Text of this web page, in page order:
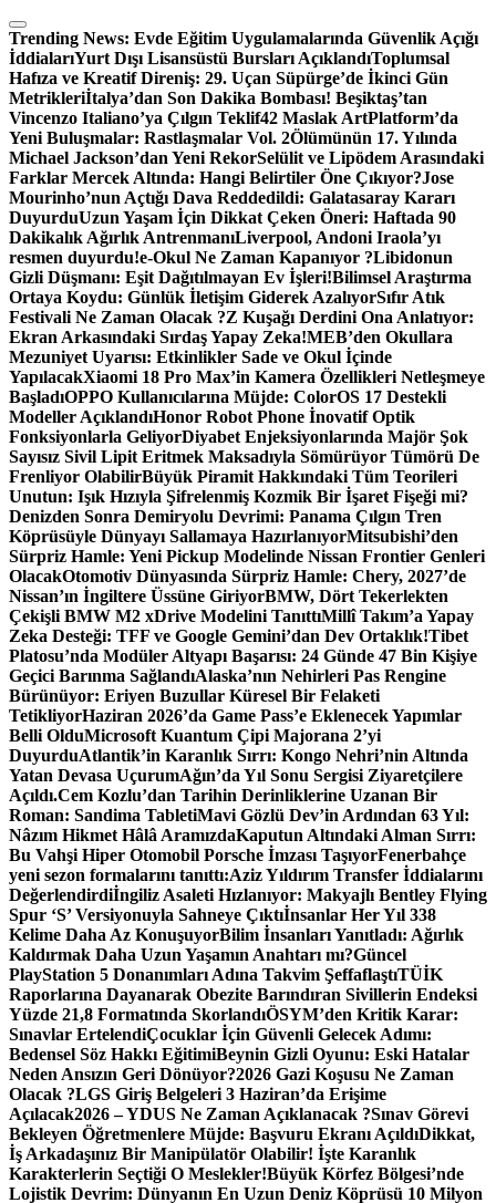
Skip
to
content
Trending News: Evde Eğitim Uygulamalarında Güvenlik Açığı
İddialarıYurt Dışı Lisansüstü Bursları AçıklandıToplumsal
Hafıza ve Kreatif Direniş: 29. Uçan Süpürge’de İkinci Gün
Metrikleriİtalya’dan Son Dakika Bombası! Beşiktaş’tan
Vincenzo Italiano’ya Çılgın Teklif42 Maslak ArtPlatform’da
Yeni Buluşmalar: Rastlaşmalar Vol. 2Ölümünün 17. Yılında
Michael Jackson’dan Yeni RekorSelülit ve Lipödem Arasındaki
Farklar Mercek Altında: Hangi Belirtiler Öne Çıkıyor?Jose
Mourinho’nun Açtığı Dava Reddedildi: Galatasaray Kararı
DuyurduUzun Yaşam İçin Dikkat Çeken Öneri: Haftada 90
Dakikalık Ağırlık AntrenmanıLiverpool, Andoni Iraola’yı
resmen duyurdu!e-Okul Ne Zaman Kapanıyor ?Libidonun
Gizli Düşmanı: Eşit Dağıtılmayan Ev İşleri!Bilimsel Araştırma
Ortaya Koydu: Günlük İletişim Giderek AzalıyorSıfır Atık
Festivali Ne Zaman Olacak ?Z Kuşağı Derdini Ona Anlatıyor:
Ekran Arkasındaki Sırdaş Yapay Zeka!MEB’den Okullara
Mezuniyet Uyarısı: Etkinlikler Sade ve Okul İçinde
YapılacakXiaomi 18 Pro Max’in Kamera Özellikleri Netleşmeye
BaşladıOPPO Kullanıcılarına Müjde: ColorOS 17 Destekli
Modeller AçıklandıHonor Robot Phone İnovatif Optik
Fonksiyonlarla GeliyorDiyabet Enjeksiyonlarında Majör Şok
Sayısız Sivil Lipit Eritmek Maksadıyla Sömürüyor Tümörü De
Frenliyor OlabilirBüyük Piramit Hakkındaki Tüm Teorileri
Unutun: Işık Hızıyla Şifrelenmiş Kozmik Bir İşaret Fişeği mi?
Denizden Sonra Demiryolu Devrimi: Panama Çılgın Tren
Köprüsüyle Dünyayı Sallamaya HazırlanıyorMitsubishi’den
Sürpriz Hamle: Yeni Pickup Modelinde Nissan Frontier Genleri
OlacakOtomotiv Dünyasında Sürpriz Hamle: Chery, 2027’de
Nissan’ın İngiltere Üssüne GiriyorBMW, Dört Tekerlekten
Çekişli BMW M2 xDrive Modelini TanıttıMillî Takım’a Yapay
Zeka Desteği: TFF ve Google Gemini’dan Dev Ortaklık!Tibet
Platosu’nda Modüler Altyapı Başarısı: 24 Günde 47 Bin Kişiye
Geçici Barınma SağlandıAlaska’nın Nehirleri Pas Rengine
Bürünüyor: Eriyen Buzullar Küresel Bir Felaketi
TetikliyorHaziran 2026’da Game Pass’e Eklenecek Yapımlar
Belli OlduMicrosoft Kuantum Çipi Majorana 2’yi
DuyurduAtlantik’in Karanlık Sırrı: Kongo Nehri’nin Altında
Yatan Devasa UçurumAğın’da Yıl Sonu Sergisi Ziyaretçilere
Açıldı.Cem Kozlu’dan Tarihin Derinliklerine Uzanan Bir
Roman: Sandima TabletiMavi Gözlü Dev’in Ardından 63 Yıl:
Nâzım Hikmet Hâlâ AramızdaKaputun Altındaki Alman Sırrı:
Bu Vahşi Hiper Otomobil Porsche İmzası TaşıyorFenerbahçe
yeni sezon formalarını tanıttı:Aziz Yıldırım Transfer İddialarını
Değerlendirdiİngiliz Asaleti Hızlanıyor: Makyajlı Bentley Flying
Spur ‘S’ Versiyonuyla Sahneye Çıktıİnsanlar Her Yıl 338
Kelime Daha Az KonuşuyorBilim İnsanları Yanıtladı: Ağırlık
Kaldırmak Daha Uzun Yaşamın Anahtarı mı?Güncel
PlayStation 5 Donanımları Adına Takvim ŞeffaflaştıTÜİK
Raporlarına Dayanarak Obezite Barındıran Sivillerin Endeksi
Yüzde 21,8 Formatında SkorlandıÖSYM’den Kritik Karar:
Sınavlar ErtelendiÇocuklar İçin Güvenli Gelecek Adımı:
Bedensel Söz Hakkı EğitimiBeynin Gizli Oyunu: Eski Hatalar
Neden Ansızın Geri Dönüyor?2026 Gazi Koşusu Ne Zaman
Olacak ?LGS Giriş Belgeleri 3 Haziran’da Erişime
Açılacak2026 – YDUS Ne Zaman Açıklanacak ?Sınav Görevi
Bekleyen Öğretmenlere Müjde: Başvuru Ekranı AçıldıDikkat,
İş Arkadaşınız Bir Manipülatör Olabilir! İşte Karanlık
Karakterlerin Seçtiği O Meslekler!Büyük Körfez Bölgesi’nde
Lojistik Devrim: Dünyanın En Uzun Deniz Köprüsü 10 Milyon